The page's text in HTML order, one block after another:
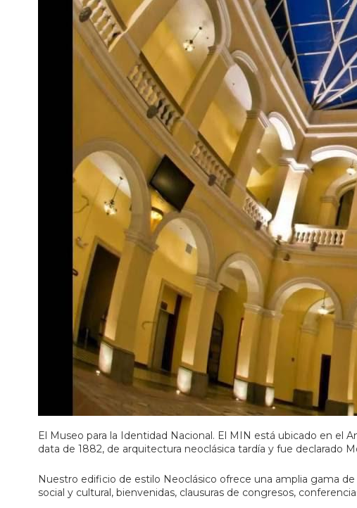
El Museo para la Identidad Nacional. El MIN está ubicado en el
data de 1882, de arquitectura neoclásica tardía y fue
Nuestro edificio de estilo Neoclásico ofrece una amplia gama
social y cultural, bienvenidas, clausuras de congresos,